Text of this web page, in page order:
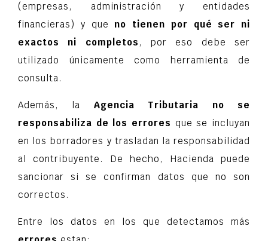
(empresas, administración y entidades
financieras) y que no tienen por qué ser ni
exactos ni completos , por eso debe ser
utilizado únicamente como herramienta de
consulta.
Además, la Agencia Tributaria
no se
responsabiliza de los errores que se incluyan
en los borradores y trasladan la responsabilidad
al contribuyente. De hecho, Hacienda puede
sancionar si se confirman datos que no son
correctos.
Entre los datos en los que detectamos más